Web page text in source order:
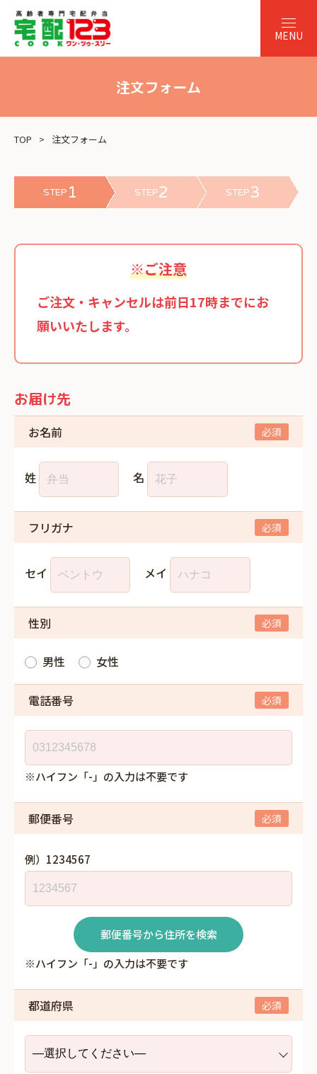
注文フォーム
TOP 注文フォーム
STEP 1 STEP2 STEP3
※ご注意
ご注文・キャンセルは前日17時までにお
願いいたします。
お届け先
お名前
姓 名
フリガナ
セイ メイ
性別
男性 女性
電話番号
※ハイフン「-」の入力は不要です
郵便番号
例）1234567
郵便番号から住所を検索
※ハイフン「-」の入力は不要です
都道府県